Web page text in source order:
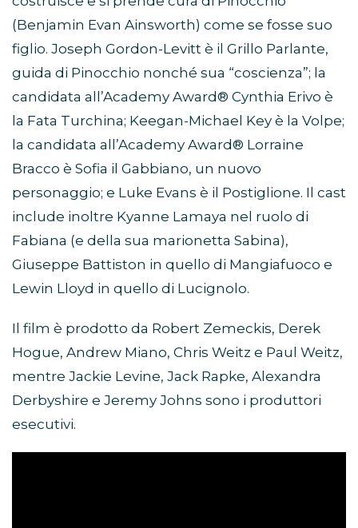
(Benjamin Evan Ainsworth) come se fosse suo
figlio. Joseph Gordon-Levitt è il Grillo Parlante,
guida di Pinocchio nonché sua “coscienza”; la
candidata all’Academy Award® Cynthia Erivo è
la Fata Turchina; Keegan-Michael Key è la Volpe;
la candidata all’Academy Award® Lorraine
Bracco è Sofia il Gabbiano, un nuovo
personaggio; e Luke Evans è il Postiglione. Il cast
include inoltre Kyanne Lamaya nel ruolo di
Fabiana (e della sua marionetta Sabina),
Giuseppe Battiston in quello di Mangiafuoco e
Lewin Lloyd in quello di Lucignolo.
Il film è prodotto da Robert Zemeckis, Derek
Hogue, Andrew Miano, Chris Weitz e Paul Weitz,
mentre Jackie Levine, Jack Rapke, Alexandra
Derbyshire e Jeremy Johns sono i produttori
esecutivi.